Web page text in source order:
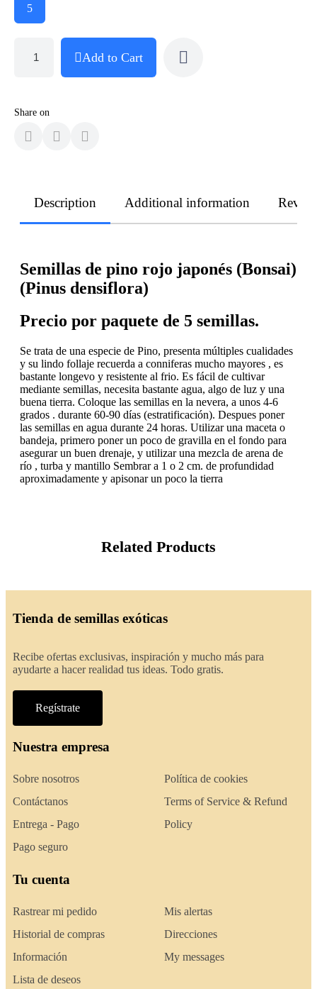
5
Add to Cart
Share on
Description Additional information
Semillas de pino rojo japonés (Bonsai)
(Pinus densiflora)
Precio por paquete de 5 semillas.
Se trata de una especie de Pino, presenta múltiples cualidades
y su lindo follaje recuerda a conniferas mucho mayores , es
bastante longevo y resistente al frio. Es fácil de cultivar
mediante semillas, necesita bastante agua, algo de luz y una
buena tierra. Coloque las semillas en la nevera, a unos 4-6
grados . durante 60-90 días (estratificación). Despues poner
las semillas en agua durante 24 horas. Utilizar una maceta o
bandeja, primero poner un poco de gravilla en el fondo para
asegurar un buen drenaje, y utilizar una mezcla de arena de
río , turba y mantillo Sembrar a 1 o 2 cm. de profundidad
aproximadamente y apisonar un poco la tierra
Related Products
Tienda de semillas exóticas
Recibe ofertas exclusivas, inspiración y mucho más para
ayudarte a hacer realidad tus ideas. Todo gratis.
Regístrate
Nuestra empresa
Sobre nosotros
Contáctanos
Entrega - Pago
Pago seguro
Política de cookies
Terms of Service & Refund
Policy
Tu cuenta
Rastrear mi pedido
Historial de compras
Información
Lista de deseos
Mis alertas
Direcciones
My messages